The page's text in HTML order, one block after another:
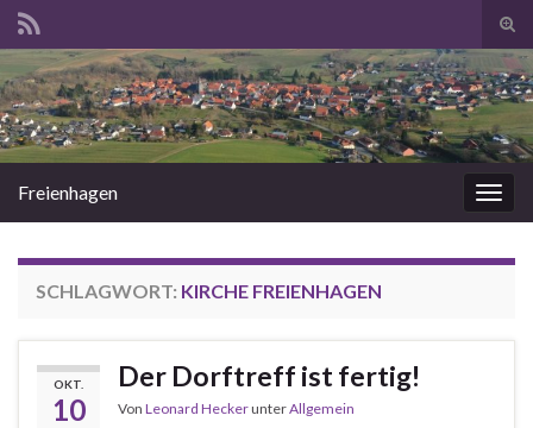
Search for:
Freienhagen
SCHLAGWORT: KIRCHE FREIENHAGEN
OKT.
10
Der Dorftreff ist fertig!
Von Leonard HeckerunterAllgemein